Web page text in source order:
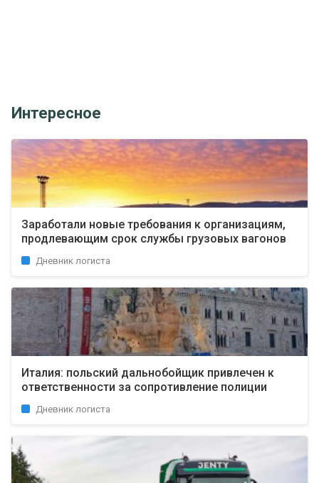
Интересное
Заработали новые требования к организациям,
продлевающим срок службы грузовых вагонов
Дневник логиста
Италия: польский дальнобойщик привлечен к
ответственности за сопротивление полиции
Дневник логиста